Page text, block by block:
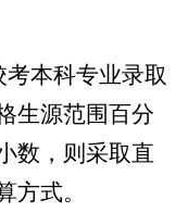
考本科专业录取
生源范围百分
数，则采取直
方式。